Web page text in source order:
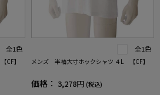
全1色
CF】
全1色
メンズ 半袖大寸ホックシャツ ４L 【CF】
価格： 3,278円 (税込)